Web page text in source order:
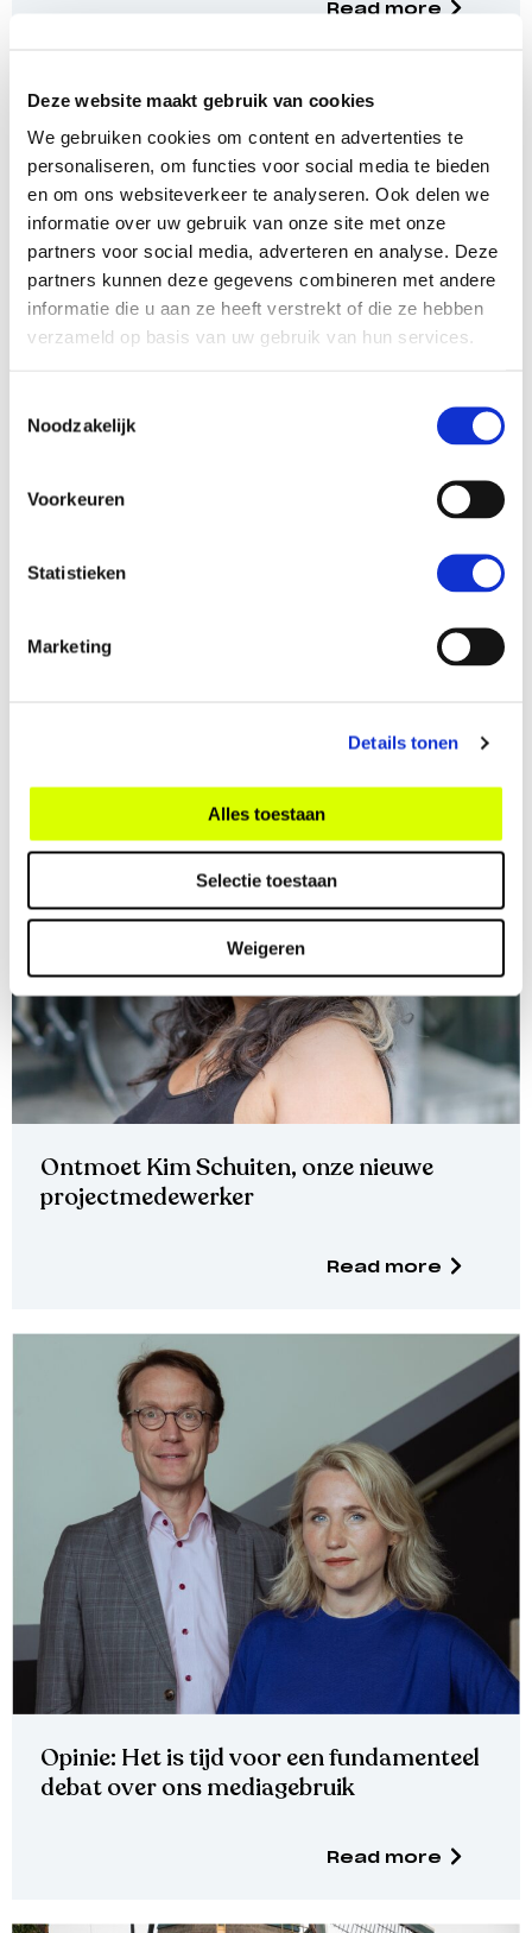
Deze website maakt gebruik van cookies
We gebruiken cookies om content en advertenties te
personaliseren, om functies voor social media te bieden
en om ons websiteverkeer te analyseren. Ook delen we
informatie over uw gebruik van onze site met onze
partners voor social media, adverteren en analyse. Deze
partners kunnen deze gegevens combineren met andere
informatie die u aan ze heeft verstrekt of die ze hebben
verzameld op basis van uw gebruik van hun services.
Noodzakelijk
Voorkeuren
Statistieken
Marketing
Details tonen
Alles toestaan
Selectie toestaan
Weigeren
Read more
Nieuwsbrief juni 2023
Read more
Nieuwsbrief maart 2023
Ontmoet Kim Schuiten, onze nieuwe
projectmedewerker
Read more
Opinie: Het is tijd voor een fundamenteel
debat over ons mediagebruik
Read more